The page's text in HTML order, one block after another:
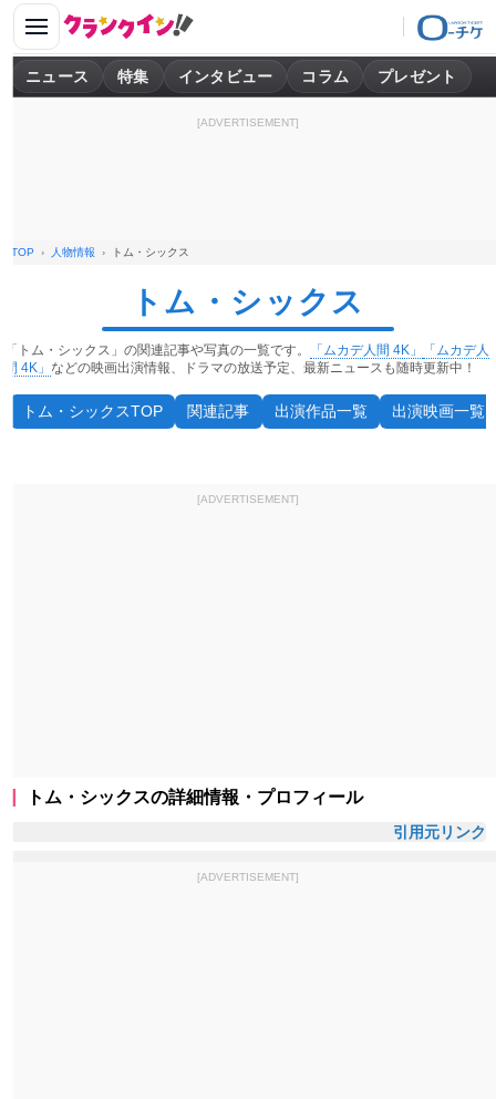
ニュース 特集 インタビュー コラム プレゼント
[ADVERTISEMENT]
TOP 人物情報 トム・シックス
トム・シックス
「トム・シックス」の関連記事や写真の一覧です。 「ムカデ人間 4K」
「ムカデ人
間 4K」 などの映画出演情報、ドラマの放送予定、最新ニュースも随時更新中！
トム・シックスTOP 関連記事 出演作品一覧 出演映画一覧
[ADVERTISEMENT]
トム・シックスの詳細情報・プロフィール
引用元リンク
[ADVERTISEMENT]